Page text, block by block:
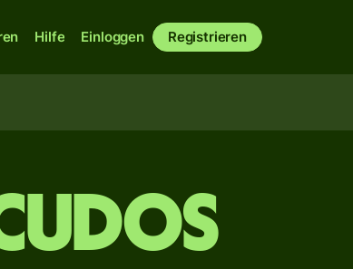
Hilfe Einloggen Registrieren